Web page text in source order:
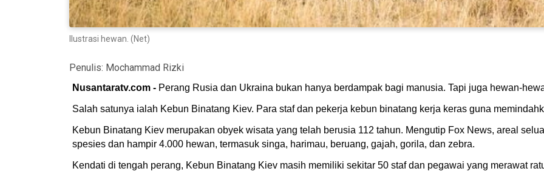
Ilustrasi hewan. (Net)
Penulis: Mochammad Rizki
Nusantaratv.com - Perang Rusia dan Ukraina bukan hanya berdampak bagi manusia. Tapi juga hewan-
Salah satunya ialah Kebun Binatang Kiev. Para staf dan pekerja kebun binatang kerja keras guna
Kebun Binatang Kiev merupakan obyek wisata yang telah berusia 112 tahun. Mengutip Fox News, areal
spesies dan hampir 4.000 hewan, termasuk singa, harimau, beruang, gajah, gorila, dan zebra.
Kendati di tengah perang, Kebun Binatang Kiev masih memiliki sekitar 50 staf dan pegawai yang merawat